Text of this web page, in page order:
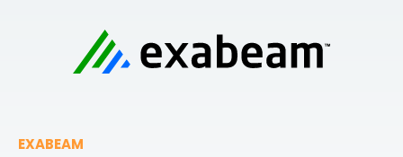
EXABEAM